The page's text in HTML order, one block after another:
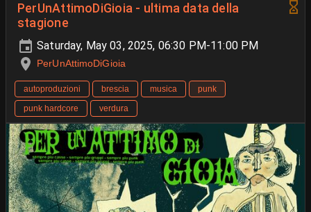
PerUnAttimoDiGioia - ultima data della
stagione
Saturday, May 03, 2025, 06:30 PM-11:00 PM
PerUnAttimoDiGioia
autoproduzioni brescia musica
punk
punk hardcore
verdura